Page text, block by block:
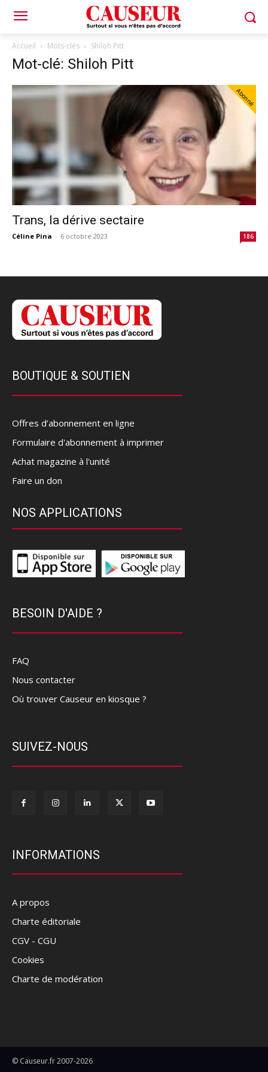
Accueil Mots-clés Shiloh Pitt
Mot-clé: Shiloh Pitt
Abonné
Trans, la dérive sectaire
Céline Pina - 6 octobre 2023 186
BOUTIQUE & SOUTIEN
Offres d’abonnement en ligne
Formulaire d'abonnement à imprimer
Achat magazine à l'unité
Faire un don
NOS APPLICATIONS
BESOIN D'AIDE ?
FAQ
Nous contacter
Où trouver Causeur en kiosque ?
SUIVEZ-NOUS
INFORMATIONS
A propos
Charte éditoriale
CGV - CGU
Cookies
Charte de modération
© Causeur.fr 2007-2026